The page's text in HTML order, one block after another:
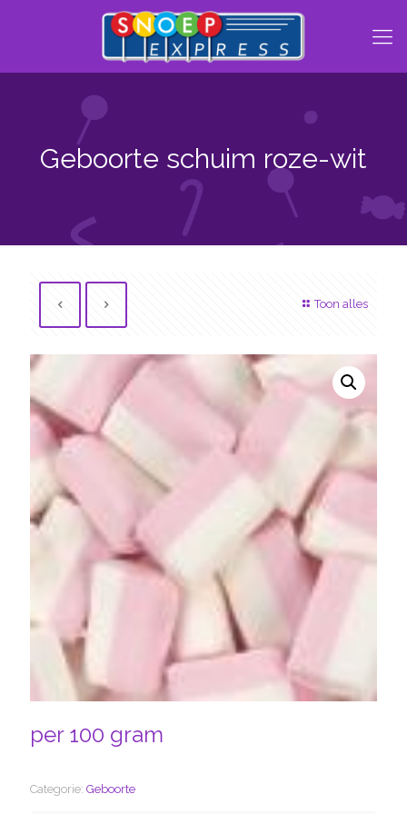
Geboorte schuim roze-wit
Toon alles
per 100 gram
Categorie: Geboorte